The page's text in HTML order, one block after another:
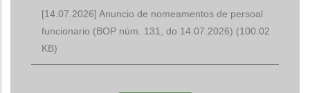
[14.07.2026] Anuncio de nomeamentos de persoal
funcionario (BOP núm. 131, do 14.07.2026) (100.02
KB)